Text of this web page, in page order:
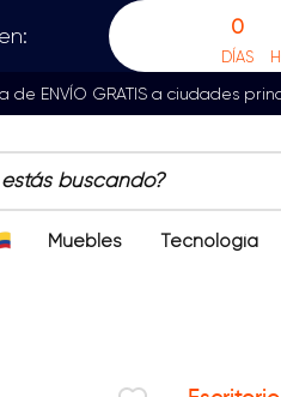
0
DÍAS
de ENVÍO GRATIS a ciudades
buscando?
Muebles Tecnología